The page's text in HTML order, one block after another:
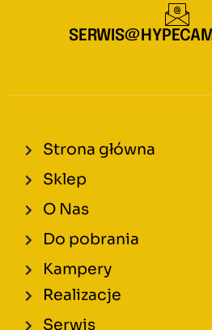
Strona główna
Sklep
O Nas
Do pobrania
Kampery
Realizacje
Serwis